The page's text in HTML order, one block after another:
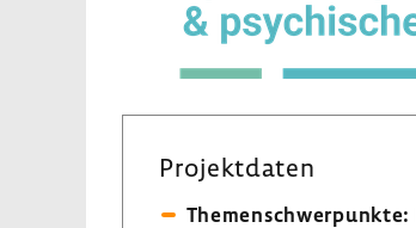
Projekt­daten
Themen­schwer­punkte: